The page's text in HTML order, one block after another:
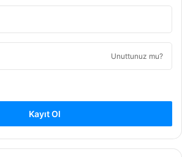
Unuttunuz mu?
Kayıt Ol